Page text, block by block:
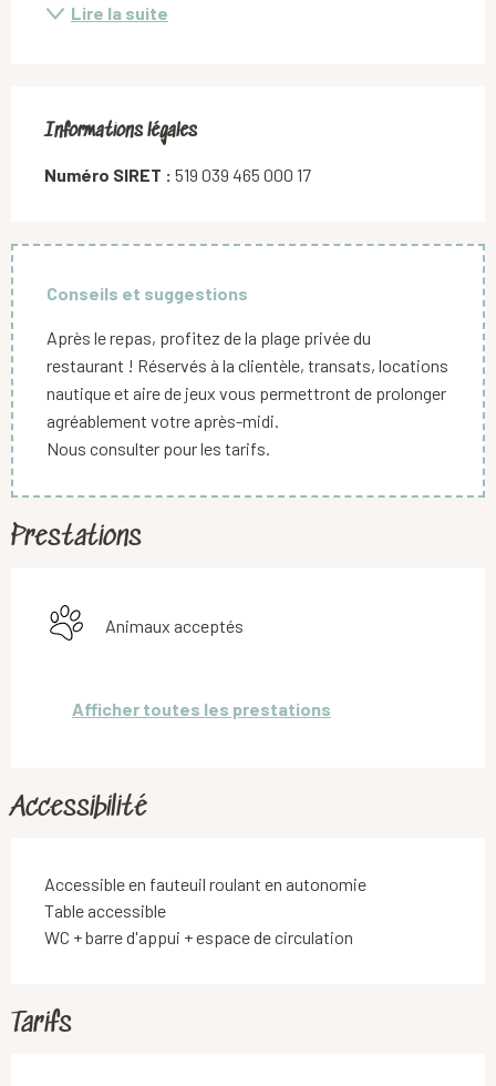
Lire la suite
Informations légales
Informations légales
Numéro SIRET : 519 039 465 000 17
Conseils et suggestions
Après le repas, profitez de la plage privée du
restaurant ! Réservés à la clientèle, transats, locations
nautique et aire de jeux vous permettront de prolonger
agréablement votre après-midi.
Nous consulter pour les tarifs.
Prestations
Animaux acceptés
Afficher toutes les prestations
Accessibilité
Accessible en fauteuil roulant en autonomie
Table accessible
WC + barre d'appui + espace de circulation
Tarifs